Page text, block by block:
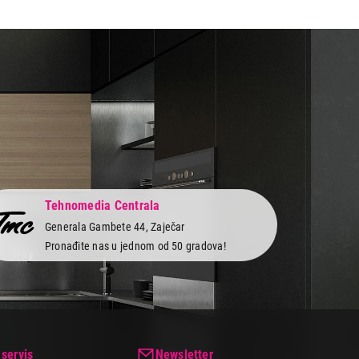
Tehnomedia Centrala
Generala Gambete 44, Zaječar
Pronađite nas u jednom od 50 gradova!
Newsletter